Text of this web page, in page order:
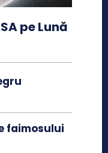
pe Lună
faimosului